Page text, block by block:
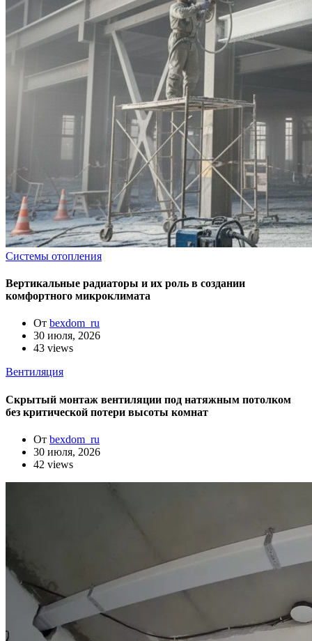
Системы отопления
Вертикальные радиаторы и их роль в создании
комфортного микроклимата
От bexdom_ru
30 июля, 2026
43 views
Вентиляция
Скрытый монтаж вентиляции под натяжным потолком
без критической потери высоты комнат
От bexdom_ru
30 июля, 2026
42 views